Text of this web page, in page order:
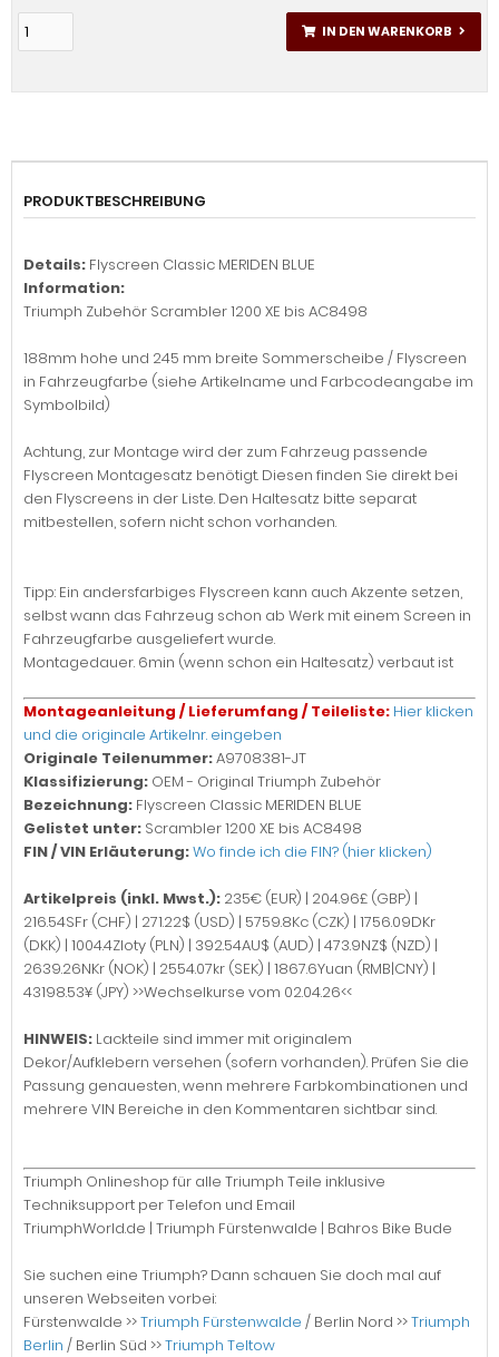
IN DEN WARENKORB
PRODUKTBESCHREIBUNG
Details: Flyscreen Classic MERIDEN BLUE
Information:
Triumph Zubehör Scrambler 1200 XE bis AC8498
188mm hohe und 245 mm breite Sommerscheibe / Flyscreen
in Fahrzeugfarbe (siehe Artikelname und Farbcodeangabe im
Symbolbild)
Achtung, zur Montage wird der zum Fahrzeug passende
Flyscreen Montagesatz benötigt. Diesen finden Sie direkt bei
den Flyscreens in der Liste. Den Haltesatz bitte separat
mitbestellen, sofern nicht schon vorhanden.
Tipp: Ein andersfarbiges Flyscreen kann auch Akzente setzen,
selbst wann das Fahrzeug schon ab Werk mit einem Screen in
Fahrzeugfarbe ausgeliefert wurde.
Montagedauer. 6min (wenn schon ein Haltesatz) verbaut ist
Montageanleitung / Lieferumfang / Teileliste: Hier klicken
und die originale Artikelnr. eingeben
Originale Teilenummer:A9708381-JT
Klassifizierung: OEM - Original Triumph Zubehör
Bezeichnung: Flyscreen Classic MERIDEN BLUE
Gelistet unter: Scrambler 1200 XE bis AC8498
FIN / VIN Erläuterung:Wo finde ich die FIN? (hier klicken)
Artikelpreis (inkl. Mwst.): 235€ (EUR) | 204.96£ (GBP) |
216.54SFr (CHF) | 271.22$ (USD) | 5759.8Kc (CZK) | 1756.09DKr
(DKK) | 1004.4Zloty (PLN) | 392.54AU$ (AUD) | 473.9NZ$ (NZD) |
2639.26NKr (NOK) | 2554.07kr (SEK) | 1867.6Yuan (RMB|CNY) |
43198.53¥ (JPY) >>Wechselkurse vom 02.04.26<<
HINWEIS: Lackteile sind immer mit originalem
Dekor/Aufklebern versehen (sofern vorhanden). Prüfen Sie die
Passung genauesten, wenn mehrere Farbkombinationen und
mehrere VIN Bereiche in den Kommentaren sichtbar sind.
Triumph Onlineshop für alle Triumph Teile inklusive
Techniksupport per Telefon und Email
TriumphWorld.de | Triumph Fürstenwalde | Bahros Bike Bude
Sie suchen eine Triumph? Dann schauen Sie doch mal auf
unseren Webseiten vorbei:
Fürstenwalde >>Triumph Fürstenwalde / Berlin Nord >>Triumph
Berlin / Berlin Süd >>Triumph Teltow